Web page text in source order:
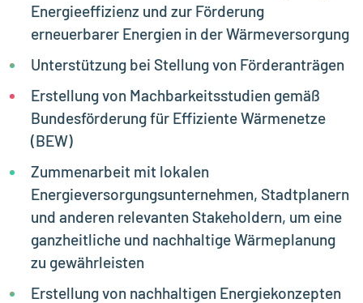
Energieeffizienz und zur Förderung
erneuerbarer Energien in der Wärmeversorgung
Unterstützung bei Stellung von Förderanträgen
Erstellung von Machbarkeitsstudien gemäß
Bundesförderung für Effiziente Wärmenetze
(BEW)
Zummenarbeit mit lokalen
Energieversorgungsunternehmen, Stadtplanern
und anderen relevanten Stakeholdern, um eine
ganzheitliche und nachhaltige Wärmeplanung
zu gewährleisten
Erstellung von nachhaltigen Energiekonzepten